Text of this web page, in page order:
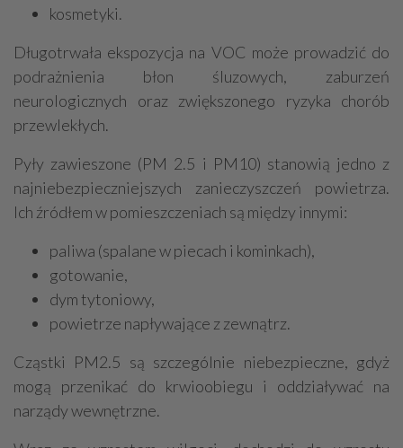
kosmetyki.
Długotrwała ekspozycja na VOC może prowadzić do
podrażnienia błon śluzowych, zaburzeń
neurologicznych oraz zwiększonego ryzyka chorób
przewlekłych.
Pyły zawieszone (PM 2.5 i PM10) stanowią jedno z
najniebezpieczniejszych zanieczyszczeń powietrza.
Ich źródłem w pomieszczeniach są między innymi:
paliwa (spalane w piecach i kominkach),
gotowanie,
dym tytoniowy,
powietrze napływające z zewnątrz.
Cząstki PM2.5 są szczególnie niebezpieczne, gdyż
mogą przenikać do krwioobiegu i oddziaływać na
narządy wewnętrzne.